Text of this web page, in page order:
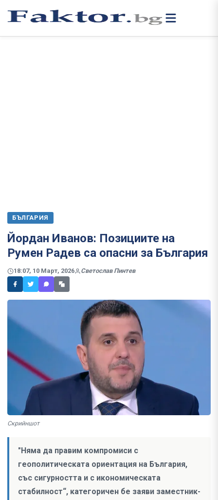
БЪЛГАРИЯ
Йордан Иванов: Позициите на
Румен Радев са опасни за България
18:07, 10 Март, 2026 Светослав Пинтев
Скрийншот
"Няма да правим компромиси с
геополитическата ориентация на България,
със сигурността и с икономическата
стабилност“, категоричен бе заяви заместник-